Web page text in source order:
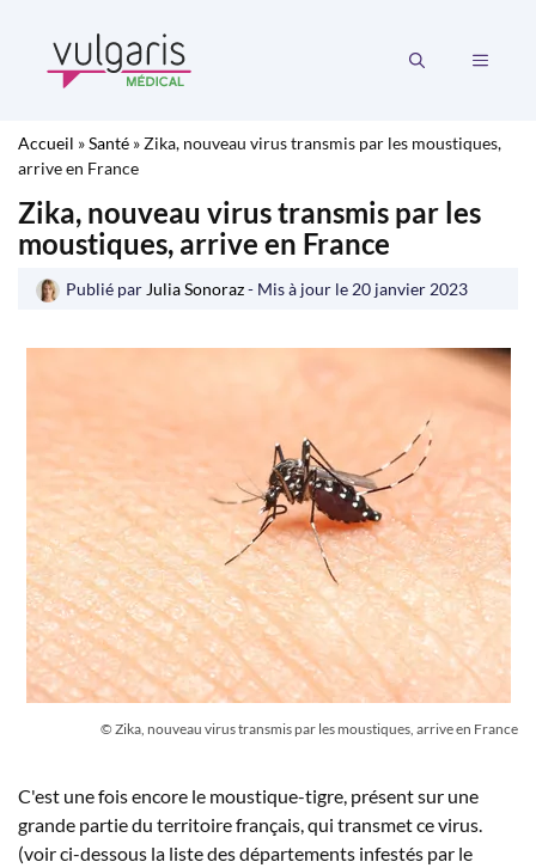
contenu
MENU
Accueil »Santé »Zika, nouveau virus transmis par les moustiques,
arrive en France
Zika, nouveau virus transmis par les
moustiques, arrive en France
Publié par Julia Sonoraz- Mis à jour le 20 janvier 2023
© Zika, nouveau virus transmis par les moustiques, arrive en France
C'est une fois encore le moustique-tigre, présent sur une
grande partie du territoire français, qui transmet ce virus.
(voir ci-dessous la liste des départements infestés par le